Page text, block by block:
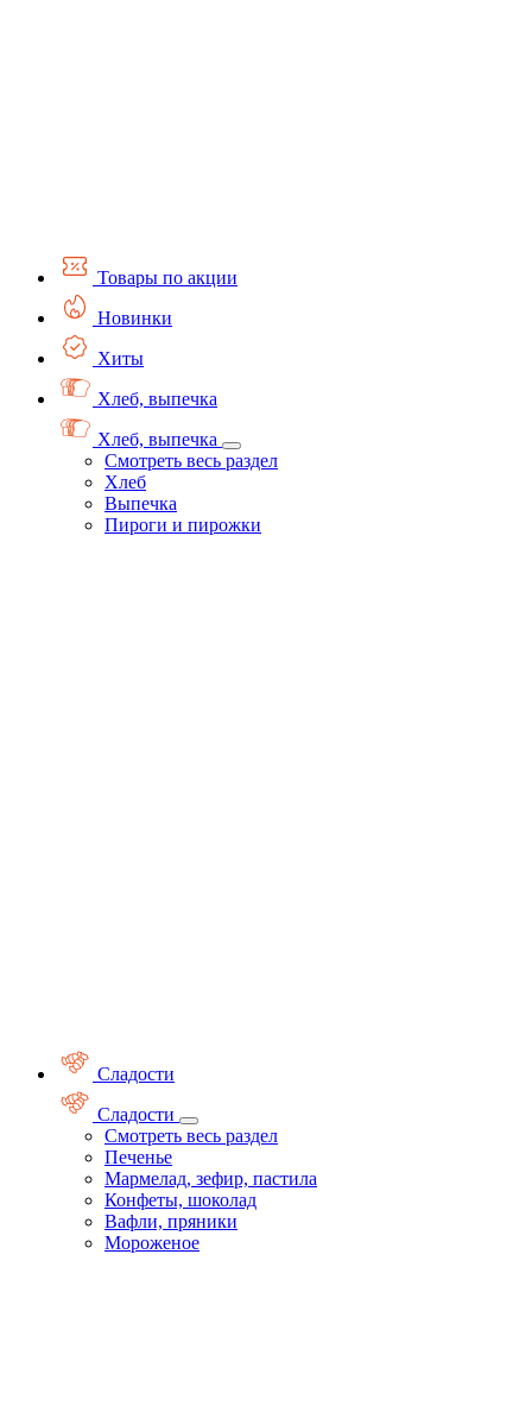
Товары по акции
Новинки
Хиты
Хлеб, выпечка
Хлеб, выпечка
Смотреть весь раздел
Хлеб
Выпечка
Пироги и пирожки
Сладости
Сладости
Смотреть весь раздел
Печенье
Мармелад, зефир, пастила
Конфеты, шоколад
Вафли, пряники
Мороженое